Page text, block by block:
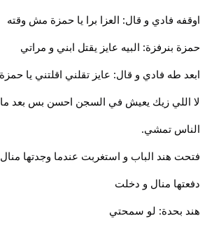
اوقفه فادي و قال: العزا برا يا حمزة مش وقته
حمزة بنرفزة: البيه عايز يقتل ابني و مراتي
ابعد طه فادي و قال: عايز تقلني اقلتني يا حمزة
لا اللي زيك يعيش في السجن احسن بس بعد ما
الناس تمشي.
فتحت هند الباب و استغربت عندما وجدتها
دفعتها منال و دخلت
هند بحدة: لو سمحتي